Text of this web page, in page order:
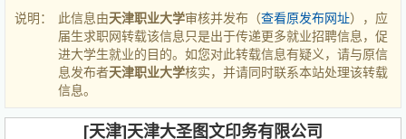
说明： 此信息由天津职业大学审核并发布（查看原发布网址），应
届生求职网转载该信息只是出于传递更多就业招聘信息，促
进大学生就业的目的。如您对此转载信息有疑义，请与原信
息发布者天津职业大学核实，并请同时联系本站处理该转载
信息。
[天津]天津大圣图文印务有限公司